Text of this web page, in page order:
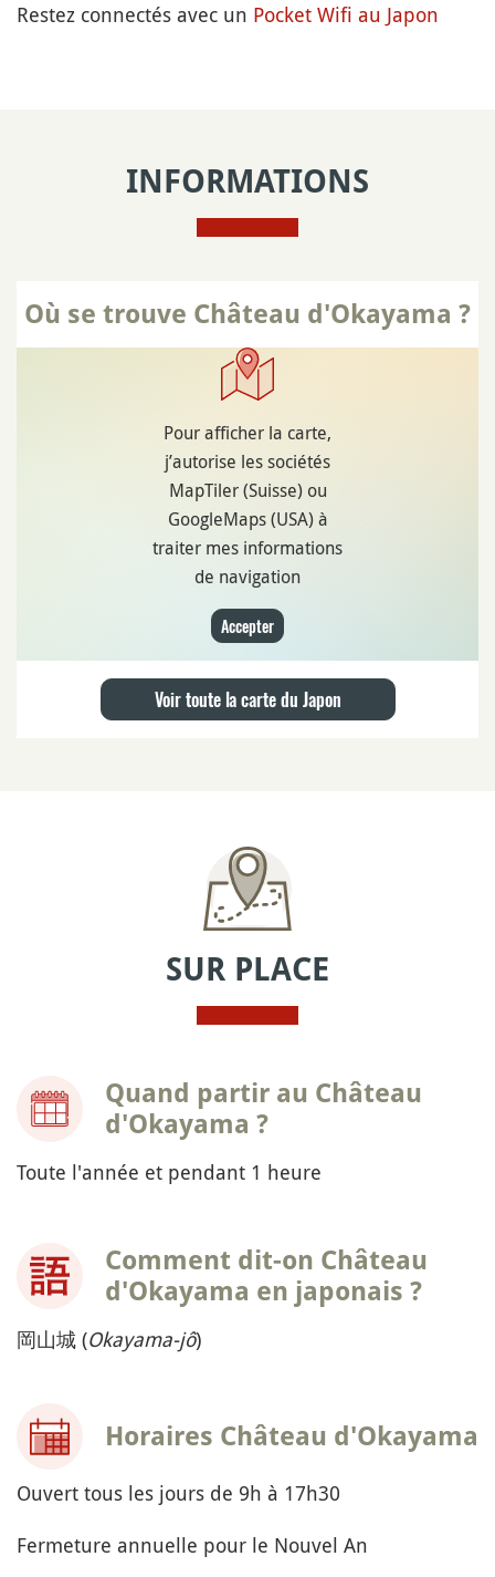
Restez connectés avec un Pocket Wifi au Japon
INFORMATIONS
Où se trouve Château d'Okayama ?
Pour afficher la carte,
j’autorise les sociétés
MapTiler (Suisse) ou
GoogleMaps (USA) à
traiter mes informations
de navigation
Accepter
Voir toute la carte du Japon
SUR PLACE
Quand partir au Château
d'Okayama ?
Toute l'année et pendant 1 heure
Comment dit-on Château
d'Okayama en japonais ?
岡山城 (Okayama-jô)
Horaires Château d'Okayama
Ouvert tous les jours de 9h à 17h30
Fermeture annuelle pour le Nouvel An